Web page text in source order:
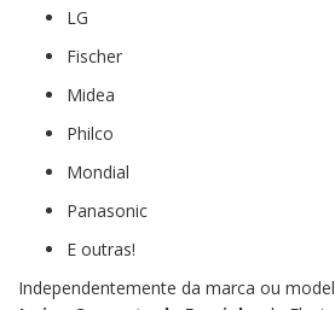
LG
Fischer
Midea
Philco
Mondial
Panasonic
E outras!
Independentemente da marca ou